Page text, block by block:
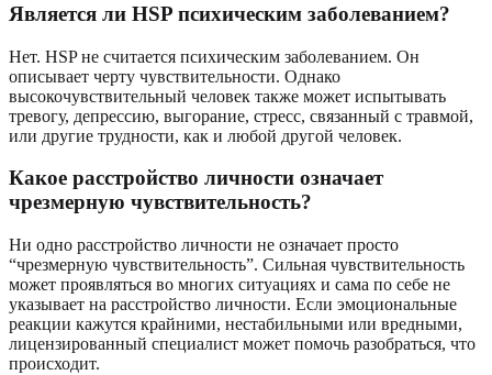
Является ли HSP психическим заболеванием?
Нет. HSP не считается психическим заболеванием. Он
описывает черту чувствительности. Однако
высокочувствительный человек также может испытывать
тревогу, депрессию, выгорание, стресс, связанный с травмой,
или другие трудности, как и любой другой человек.
Какое расстройство личности означает
чрезмерную чувствительность?
Ни одно расстройство личности не означает просто
“чрезмерную чувствительность”. Сильная чувствительность
может проявляться во многих ситуациях и сама по себе не
указывает на расстройство личности. Если эмоциональные
реакции кажутся крайними, нестабильными или вредными,
лицензированный специалист может помочь разобраться, что
происходит.